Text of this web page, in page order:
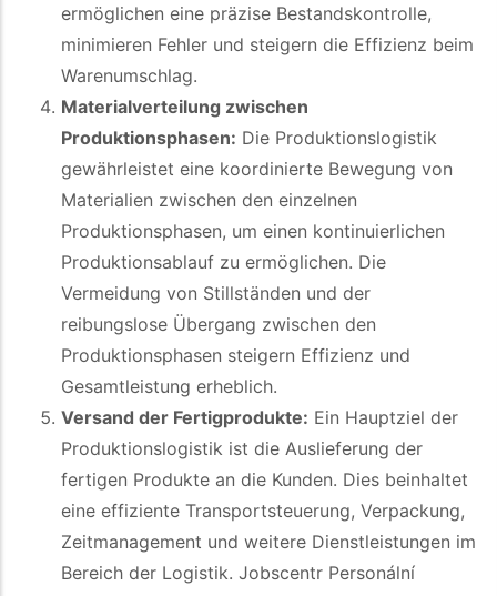
ermöglichen eine präzise Bestandskontrolle,
minimieren Fehler und steigern die Effizienz beim
Warenumschlag.
Materialverteilung zwischen
Produktionsphasen: Die Produktionslogistik
gewährleistet eine koordinierte Bewegung von
Materialien zwischen den einzelnen
Produktionsphasen, um einen kontinuierlichen
Produktionsablauf zu ermöglichen. Die
Vermeidung von Stillständen und der
reibungslose Übergang zwischen den
Produktionsphasen steigern Effizienz und
Gesamtleistung erheblich.
Versand der Fertigprodukte: Ein Hauptziel der
Produktionslogistik ist die Auslieferung der
fertigen Produkte an die Kunden. Dies beinhaltet
eine effiziente Transportsteuerung, Verpackung,
Zeitmanagement und weitere Dienstleistungen im
Bereich der Logistik. Jobscentr Personální